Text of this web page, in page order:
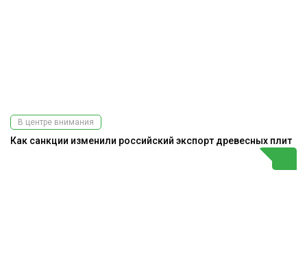
В центре внимания
Как санкции изменили российский экспорт древесных плит